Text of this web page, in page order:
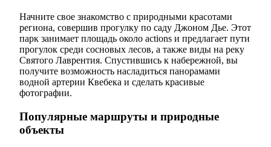
Начните свое знакомство с природными красотами
региона, совершив прогулку по саду Джоном Дье. Этот
парк занимает площадь около actions и предлагает пути
прогулок среди сосновых лесов, а также виды на реку
Святого Лаврентия. Спустившись к набережной, вы
получите возможность насладиться панорамами
водной артерии Квебека и сделать красивые
фотографии.
Популярные маршруты и природные
объекты